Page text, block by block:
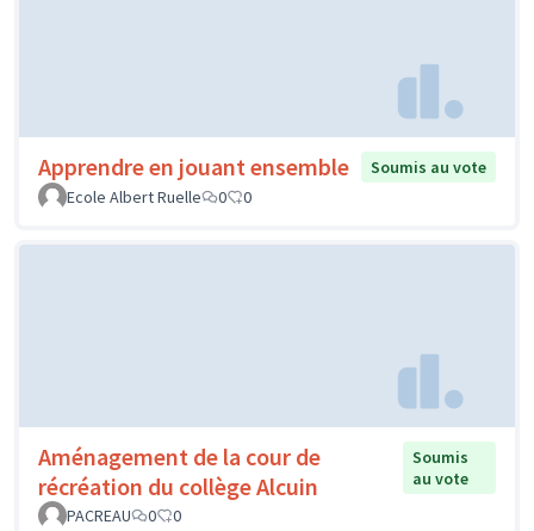
Apprendre en jouant ensemble
Soumis au vote
Ecole Albert Ruelle
0 0
Aménagement de la cour de
récréation du collège Alcuin
Soumis
au vote
PACREAU
0 0